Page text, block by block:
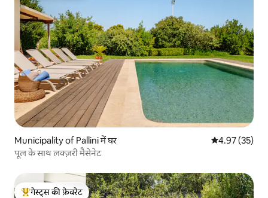
Municipality of Pallini में घर औसत रेटिंग 5 में
4.97 (35)
पूल के साथ लक्ज़री मैसेनेट
गेस्ट्स की फ़ेवरेट